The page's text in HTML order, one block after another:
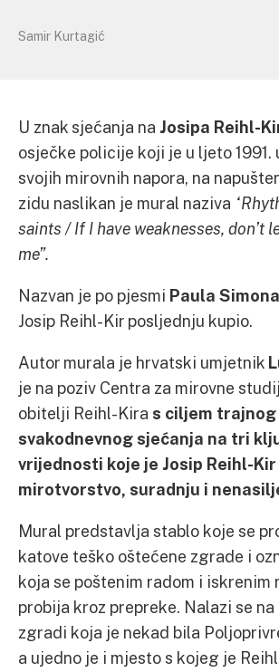
Samir Kurtagić
U znak sjećanja na Josipa Reihl-
osječke policije koji je u ljeto 1991.
svojih mirovnih napora, na
zidu naslikan je mural naziva
saints / If I have weaknesses, don’t
me”.
Nazvan je po pjesmi Paula Simona
Josip Reihl-Kir posljednju kupio.
Autor murala je hrvatski umjetnik
je na poziv Centra za mirovne
obitelji Reihl-Kira s ciljem trajnog
svakodnevnog sjećanja na tri
vrijednosti koje je Josip Reihl-
mirotvorstvo, suradnju i
Mural predstavlja stablo koje se
katove teško oštećene zgrade i
koja se poštenim radom i iskrenim
probija kroz prepreke. Nalazi se
zgradi koja je nekad bila
a ujedno je i mjesto s kojeg je